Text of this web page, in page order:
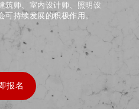
筑师、室内设计师、照明设
持续发展的积极作用。
报名